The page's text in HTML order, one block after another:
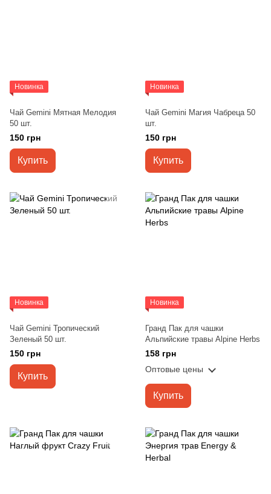
Новинка
Чай Gemini Мятная Мелодия
50 шт.
150 грн
Купить
Новинка
Чай Gemini Магия Чабреца 50
шт.
150 грн
Купить
Новинка
Чай Gemini Тропический
Зеленый 50 шт.
150 грн
Купить
Новинка
Гранд Пак для чашки
Альпийские травы Alpine Herbs
158 грн
Оптовые цены
Купить